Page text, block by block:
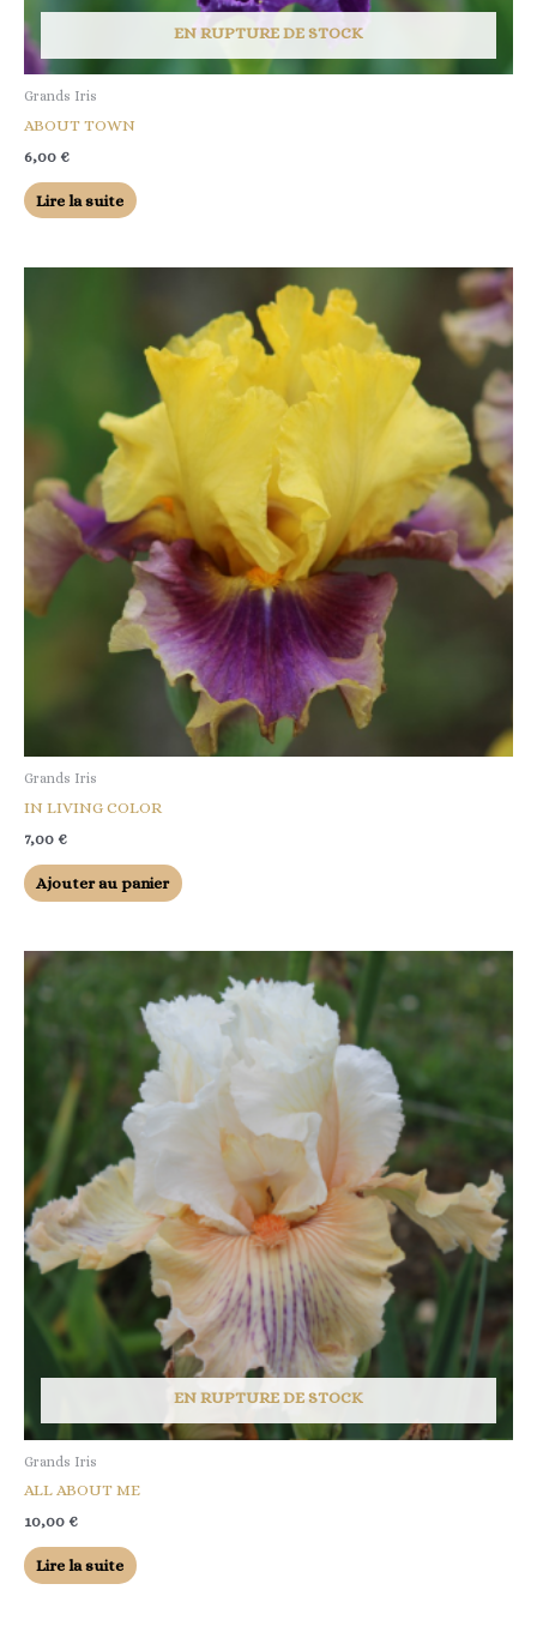
EN RUPTURE DE STOCK
Grands Iris
ABOUT TOWN
6,00 €
Lire la suite
Grands Iris
IN LIVING COLOR
7,00 €
Ajouter au panier
EN RUPTURE DE STOCK
Grands Iris
ALL ABOUT ME
10,00 €
Lire la suite